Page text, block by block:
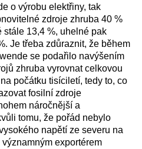
o výrobu elektřiny, tak
zdroje zhruba 40 %
stále 13,4 %, uhelné pak
Je třeba zdůraznit, že během
se podařilo navýšením
zhruba vyrovnat celkovou
počátku tisíciletí, tedy to, co
fosilní zdroje
náročnější a
tomu, že pořád nebylo
napětí ze severu na
exportérem